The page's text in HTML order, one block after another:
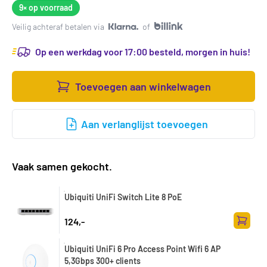
9×op voorraad
Veilig achteraf betalen via
of
Op een werkdag voor 17:00 besteld, morgen in huis!
Toevoegen aan winkelwagen
Aan verlanglijst toevoegen
Vaak samen gekocht.
Ubiquiti UniFi Switch Lite 8 PoE
124,-
Ubiquiti UniFi 6 Pro Access Point Wifi 6 AP
5,3Gbps 300+ clients